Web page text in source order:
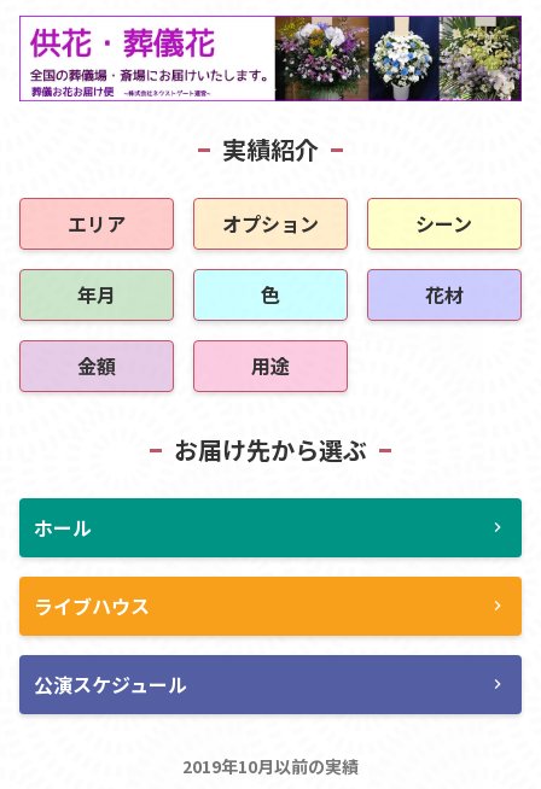
実績紹介
エリア オプション シーン
年月 色 花材
金額 用途
お届け先から選ぶ
ホール chevron_right
ライブハウス chevron_right
公演スケジュール chevron_right
2019年10月以前の実績